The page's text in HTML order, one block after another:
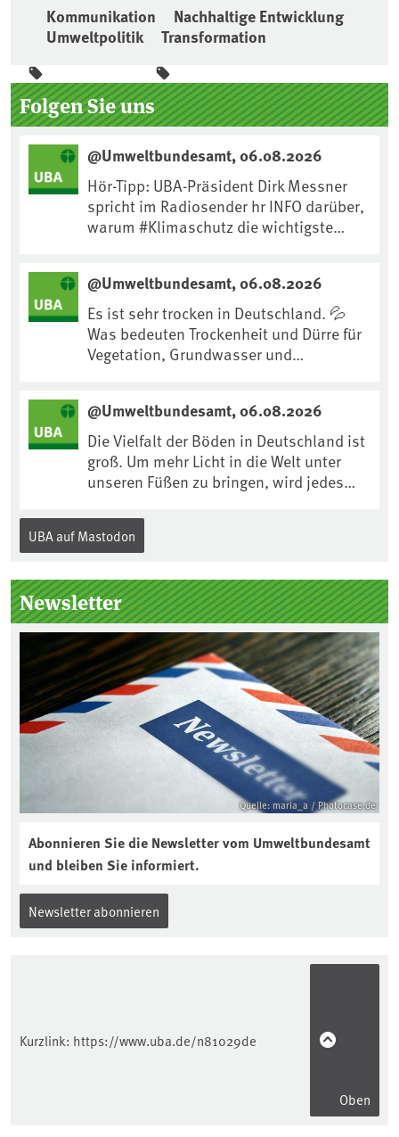
Kommunikation
Nachhaltige Entwicklung
Umweltpolitik
Transformation
Seitenleiste
Folgen Sie uns
@Umweltbundesamt, 06.08.2026
Hör-Tipp: UBA-Präsident Dirk Messner
spricht im Radiosender hr INFO darüber,
warum #Klimaschutz die wichtigste
https://www.ardsounds.de/episode/urn
:ard:episode:0e7cf1c4b819c26d/
@Umweltbundesamt, 06.08.2026
Es ist sehr trocken in Deutschland. 💦
Was bedeuten Trockenheit und Dürre für
Vegetation, Grundwasser und
anpassen?🤔Antworten auf diese und
weitere Fragen auf unserer Webseite:
www.uba.de/trockenheit #Trockenheit
#Klimawandel
@Umweltbundesamt, 06.08.2026
Die Vielfalt der Böden in Deutschland ist
groß. Um mehr Licht in die Welt unter
unseren Füßen zu bringen, wird jedes
Internationalen Tag des Bodens, der
„Boden des Jahres“ vorgestellt. Das UBA
Kuratorium, wie wird der Boden des
Jahres ausgewählt und was passiert
eigentlich während eines solchen
Bodenjahres? Infos dazu gibt es im
aktuellen Podcast „Soilcast“. Jetzt
reinhören:
https://soilcast.de/interview/sc202-
interview-die-kuer-der-krume/
UBA auf Mastodon
Newsletter
Quelle: maria_a / Photocase.de
Abonnieren Sie die Newsletter vom Umweltbundesamt
und bleiben Sie informiert.
Newsletter abonnieren
Kurzlink: https://www.uba.de/n81029de
Oben